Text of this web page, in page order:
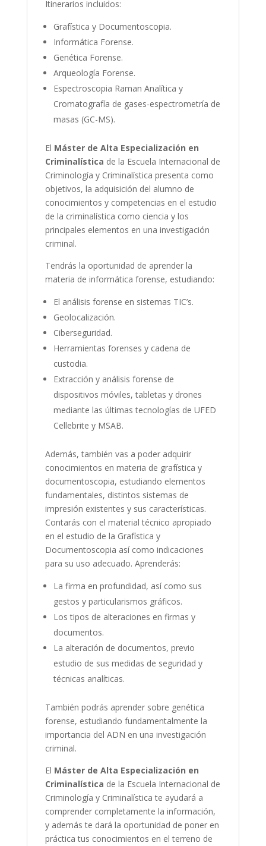
Itinerarios incluidos:
Grafística y Documentoscopia.
Informática Forense.
Genética Forense.
Arqueología Forense.
Espectroscopia Raman Analítica y
Cromatografía de gases-espectrometría de
masas (GC-MS).
El Máster de Alta Especialización en
Criminalística de la Escuela Internacional de
Criminología y Criminalística presenta como
objetivos, la adquisición del alumno de
conocimientos y competencias en el estudio
de la criminalística como ciencia y los
principales elementos en una investigación
criminal.
Tendrás la oportunidad de aprender la
materia de informática forense, estudiando:
El análisis forense en sistemas TIC’s.
Geolocalización.
Ciberseguridad.
Herramientas forenses y cadena de
custodia.
Extracción y análisis forense de
dispositivos móviles, tabletas y drones
mediante las últimas tecnologías de UFED
Cellebrite y MSAB.
Además, también vas a poder adquirir
conocimientos en materia de grafística y
documentoscopia, estudiando elementos
fundamentales, distintos sistemas de
impresión existentes y sus características.
Contarás con el material técnico apropiado
en el estudio de la Grafística y
Documentoscopia así como indicaciones
para su uso adecuado. Aprenderás:
La firma en profundidad, así como sus
gestos y particularismos gráficos.
Los tipos de alteraciones en firmas y
documentos.
La alteración de documentos, previo
estudio de sus medidas de seguridad y
técnicas analíticas.
También podrás aprender sobre genética
forense, estudiando fundamentalmente la
importancia del ADN en una investigación
criminal.
El Máster de Alta Especialización en
Criminalística de la Escuela Internacional de
Criminología y Criminalística te ayudará a
comprender completamente la información,
y además te dará la oportunidad de poner en
práctica tus conocimientos en el terreno de